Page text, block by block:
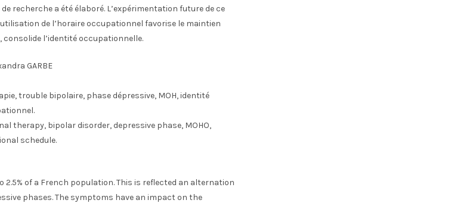
recherche a été élaboré. L’expérimentation future de ce
de l’horaire occupationnel favorise le maintien
l’identité occupationnelle.
GARBE
trouble bipolaire, phase dépressive, MOH, identité
therapy, bipolar disorder, depressive phase, MOHO,
schedule.
2.5% of a French population. This is reflected an alternation
phases. The symptoms have an impact on the